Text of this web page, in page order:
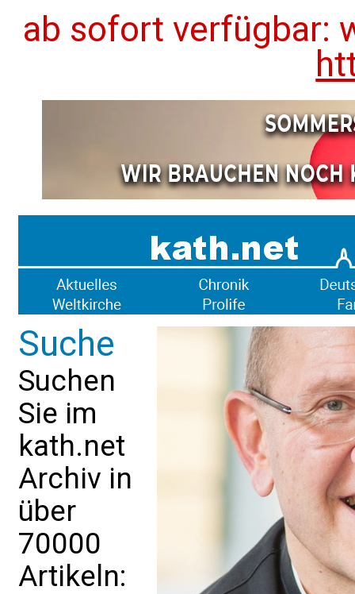
ab sofort verfügbar:
Suche
Suchen
Sie im
kath.net
Archiv in
über
70000
Artikeln: